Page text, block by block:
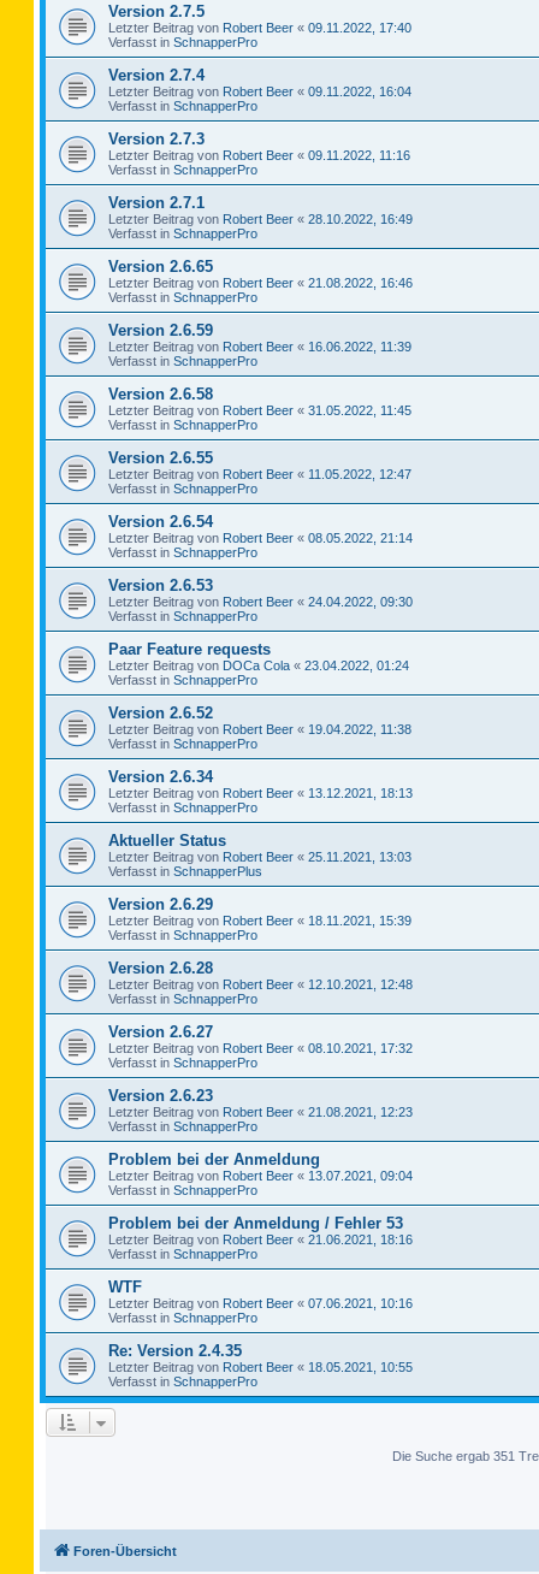
Version 2.7.5
Letzter Beitrag von Robert Beer « 09.11.2022, 17:40
Verfasst in SchnapperPro
Version 2.7.4
Letzter Beitrag von Robert Beer « 09.11.2022, 16:04
Verfasst in SchnapperPro
Version 2.7.3
Letzter Beitrag von Robert Beer « 09.11.2022, 11:16
Verfasst in SchnapperPro
Version 2.7.1
Letzter Beitrag von Robert Beer « 28.10.2022, 16:49
Verfasst in SchnapperPro
Version 2.6.65
Letzter Beitrag von Robert Beer « 21.08.2022, 16:46
Verfasst in SchnapperPro
Version 2.6.59
Letzter Beitrag von Robert Beer « 16.06.2022, 11:39
Verfasst in SchnapperPro
Version 2.6.58
Letzter Beitrag von Robert Beer « 31.05.2022, 11:45
Verfasst in SchnapperPro
Version 2.6.55
Letzter Beitrag von Robert Beer « 11.05.2022, 12:47
Verfasst in SchnapperPro
Version 2.6.54
Letzter Beitrag von Robert Beer « 08.05.2022, 21:14
Verfasst in SchnapperPro
Version 2.6.53
Letzter Beitrag von Robert Beer « 24.04.2022, 09:30
Verfasst in SchnapperPro
Paar Feature requests
Letzter Beitrag von DOCa Cola « 23.04.2022, 01:24
Verfasst in SchnapperPro
Version 2.6.52
Letzter Beitrag von Robert Beer « 19.04.2022, 11:38
Verfasst in SchnapperPro
Version 2.6.34
Letzter Beitrag von Robert Beer « 13.12.2021, 18:13
Verfasst in SchnapperPro
Aktueller Status
Letzter Beitrag von Robert Beer « 25.11.2021, 13:03
Verfasst in SchnapperPlus
Version 2.6.29
Letzter Beitrag von Robert Beer « 18.11.2021, 15:39
Verfasst in SchnapperPro
Version 2.6.28
Letzter Beitrag von Robert Beer « 12.10.2021, 12:48
Verfasst in SchnapperPro
Version 2.6.27
Letzter Beitrag von Robert Beer « 08.10.2021, 17:32
Verfasst in SchnapperPro
Version 2.6.23
Letzter Beitrag von Robert Beer « 21.08.2021, 12:23
Verfasst in SchnapperPro
Problem bei der Anmeldung
Letzter Beitrag von Robert Beer « 13.07.2021, 09:04
Verfasst in SchnapperPro
Problem bei der Anmeldung / Fehler 53
Letzter Beitrag von Robert Beer « 21.06.2021, 18:16
Verfasst in SchnapperPro
WTF
Letzter Beitrag von Robert Beer « 07.06.2021, 10:16
Verfasst in SchnapperPro
Re: Version 2.4.35
Letzter Beitrag von Robert Beer « 18.05.2021, 10:55
Verfasst in SchnapperPro
Die Suche ergab 351
Foren-Übersicht